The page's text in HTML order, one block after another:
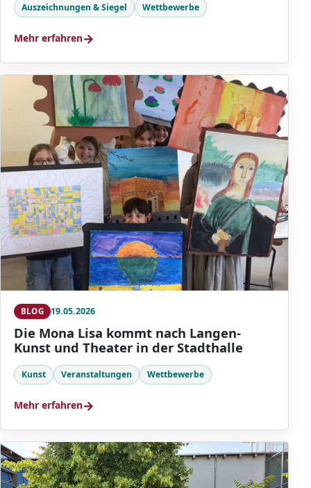
Auszeichnungen & Siegel Wettbewerbe
Mehr erfahren→
BLOG 19.05.2026
Die Mona Lisa kommt nach Langen-
Kunst und Theater in der Stadthalle
Kunst Veranstaltungen Wettbewerbe
Mehr erfahren→